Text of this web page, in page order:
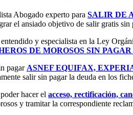
Abogado experto para SALIR DE
el ansiado objetivo de salir gratis sin
y especialista en la Ley
DE MOROSOS SIN
pagar ASNEF EQUIFAX,
salir sin pagar la deuda en los
hacer el acceso, rectificación,
y tramitar la correspondiente